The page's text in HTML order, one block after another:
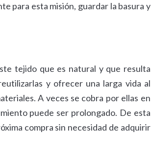
para esta misión, guardar la basura y
tejido que es natural y que resulta
y ofrecer una larga vida al
A veces se cobra por ellas en
puede ser prolongado. De esta
compra sin necesidad de adquirir